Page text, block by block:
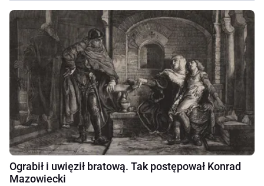
Ograbił i uwięził bratową. Tak postępował Konrad
Mazowiecki